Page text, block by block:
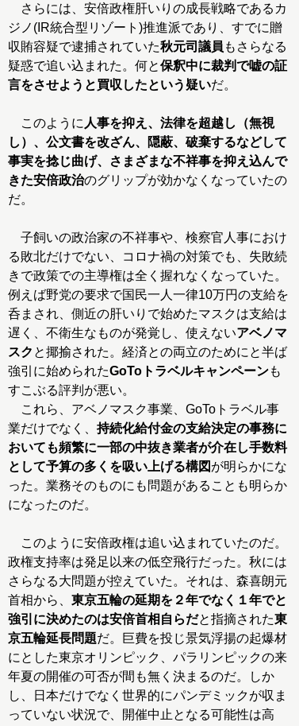
さらには、安倍政権肝いりの成長戦略であるカ
ジノ(IR統合型リゾート)推進派であり、すでに贈
収賄容疑で逮捕されていた秋元司議員 もさらなる
疑惑で追い込まれた。何と保釈中に裁判で嘘の証
言をさせようと買収したという疑いだ。
このように 人事を抑え、法律を超越し（無視
し）、公文書を改ざん、隠蔽、破棄するなどして
事実を捻じ曲げ、さまざまな不祥事を抑え込んで
きた安倍政治のグリップが効かなくなっていたの
だ。
子飼いの政治家の不祥事や、検察官人事におけ
る敗北だけでない、コロナ禍の対策でも、失敗続
きで政策での主導権は全く握れなくなっていた。
例えば野党の要求で国民一人一律10万円の支給を
呑まされ、側近の肝いりで始めたマスクは支給は
遅く、不衛生なものが発覚し、使えないアベノマ
スク と揶揄された。経済との両立のためにと半ば
強引に始められたGoToトラベルキャンペーンも
すこぶる評判が悪い。
これら、アベノマスク事業、GoToトラベル事
業だけでなく、 持続化給付金の支給決定の事務に
おいても頻繁に一部の中抜き業者が介在し手数料
として予算の多くを吸い上げる構図 が明らかにな
った。業務そのものにも問題があることも明らか
になったのだ。
このように安倍政権は追い込まれていたのだ。
政権支持率は発足以来の低空飛行だった。秋には
さらなる大問題が控えていた。それは、森喜朗元
首相から、 東京五輪の延期を２年でなく１年でと
強引に決めたのは安倍首相自らだと指摘された東
京五輪延長問題だ。巨費を投じ景気浮揚の起爆材
にとした東京オリンピック、パラリンピックの来
年夏の開催の可否が間も無く決まるのだ。しか
し、日本だけでなく世界的にパンデミックが収ま
っていない状況で、開催中止となる可能性は高